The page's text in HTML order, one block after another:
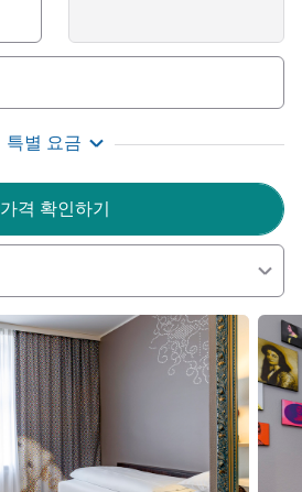
경기장으로 건축되었습니다. 그
, 문화, 기업 행사 등 다양한 용도로
올림픽 스타디움의 머큐어 뮌헨에서
방문객을 환영합니다!
특별 요금
가격 확인하기
세부